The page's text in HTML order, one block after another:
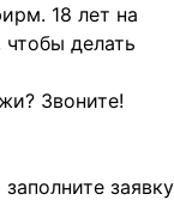
18 лет на
делать
Звоните!
заявку